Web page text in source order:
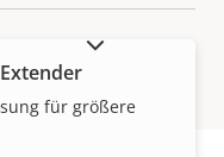
Eigentumswert
Ja
für größere